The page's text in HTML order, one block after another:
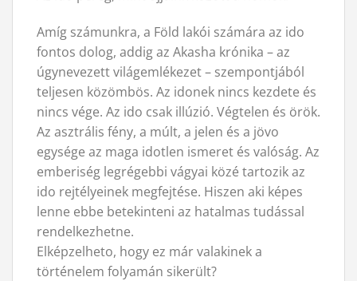
Amíg számunkra, a Föld lakói számára az ido
fontos dolog, addig az Akasha krónika – az
úgynevezett világemlékezet – szempontjából
teljesen közömbös. Az idonek nincs kezdete és
nincs vége. Az ido csak illúzió. Végtelen és örök.
Az asztrális fény, a múlt, a jelen és a jövo
egysége az maga idotlen ismeret és valóság. Az
emberiség legrégebbi vágyai közé tartozik az
ido rejtélyeinek megfejtése. Hiszen aki képes
lenne ebbe betekinteni az hatalmas tudással
rendelkezhetne.
Elképzelheto, hogy ez már valakinek a
történelem folyamán sikerült?